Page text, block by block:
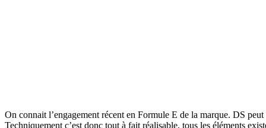
On connait l’engagement récent en Formule E de la marque. DS
Techniquement c’est donc tout à fait réalisable, tous les éléments